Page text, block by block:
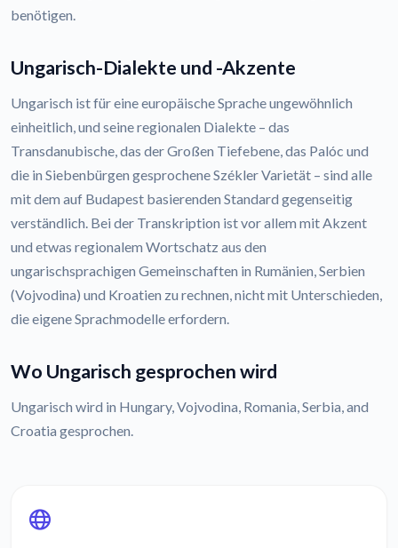
benötigen.
Ungarisch-Dialekte und -Akzente
Ungarisch ist für eine europäische Sprache ungewöhnlich
einheitlich, und seine regionalen Dialekte – das
Transdanubische, das der Großen Tiefebene, das Palóc und
die in Siebenbürgen gesprochene Székler Varietät – sind alle
mit dem auf Budapest basierenden Standard gegenseitig
verständlich. Bei der Transkription ist vor allem mit Akzent
und etwas regionalem Wortschatz aus den
ungarischsprachigen Gemeinschaften in Rumänien, Serbien
(Vojvodina) und Kroatien zu rechnen, nicht mit Unterschieden,
die eigene Sprachmodelle erfordern.
Wo Ungarisch gesprochen wird
Ungarisch wird in Hungary, Vojvodina, Romania, Serbia, and
Croatia gesprochen.